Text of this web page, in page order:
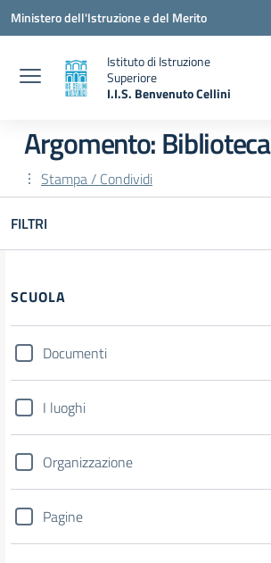
Vai ai contenuti
Vai al menu di navigazione
Vai al footer
Ministero dell'Istruzione e del Merito
Istituto di Istruzione
Superiore
I.I.S. Benvenuto Cellini
Argomento: Biblioteca
Stampa / Condividi
FILTRI
Filtri
SCUOLA
Documenti
I luoghi
Organizzazione
Pagine